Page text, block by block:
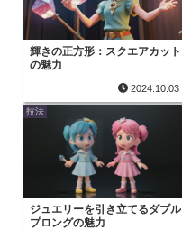
輝きの正方形：スクエアカット
の魅力
2024.10.03
技法
ジュエリーを引き立てるダブル
プロングの魅力